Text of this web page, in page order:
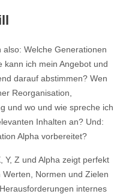
also: Welche Generationen
kann ich mein Angebot und
darauf abstimmen? Wen
Reorganisation,
und wo und wie spreche ich
Inhalten an? Und:
Alpha vorbereitet?
Y, Z und Alpha zeigt perfekt
Normen und Zielen
internes